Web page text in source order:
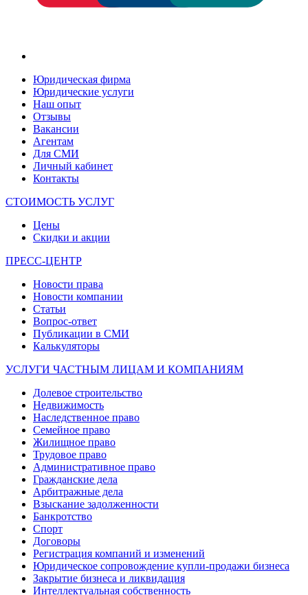
Юридическая фирма
Юридические услуги
Наш опыт
Отзывы
Вакансии
Агентам
Для СМИ
Личный кабинет
Контакты
СТОИМОСТЬ УСЛУГ
Цены
Скидки и акции
ПРЕСС-ЦЕНТР
Новости права
Новости компании
Статьи
Вопрос-ответ
Публикации в СМИ
Калькуляторы
УСЛУГИ ЧАСТНЫМ ЛИЦАМ И КОМПАНИЯМ
Долевое строительство
Недвижимость
Наследственное право
Семейное право
Жилищное право
Трудовое право
Административное право
Гражданские дела
Арбитражные дела
Взыскание задолженности
Банкротство
Спорт
Договоры
Регистрация компаний и изменений
Юридическое сопровождение купли-продажи бизнеса
Закрытие бизнеса и ликвидация
Интеллектуальная собственность